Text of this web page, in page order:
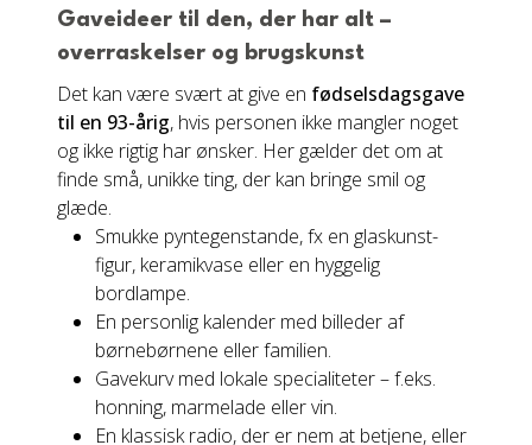
Gaveideer til den, der har alt –
overraskelser og brugskunst
Det kan være svært at give en fødselsdagsgave
til en 93-årig, hvis personen ikke mangler noget
og ikke rigtig har ønsker. Her gælder det om at
finde små, unikke ting, der kan bringe smil og
glæde.
Smukke pyntegenstande, fx en glaskunst-
figur, keramikvase eller en hyggelig
bordlampe.
En personlig kalender med billeder af
børnebørnene eller familien.
Gavekurv med lokale specialiteter – f.eks.
honning, marmelade eller vin.
En klassisk radio, der er nem at betjene, eller